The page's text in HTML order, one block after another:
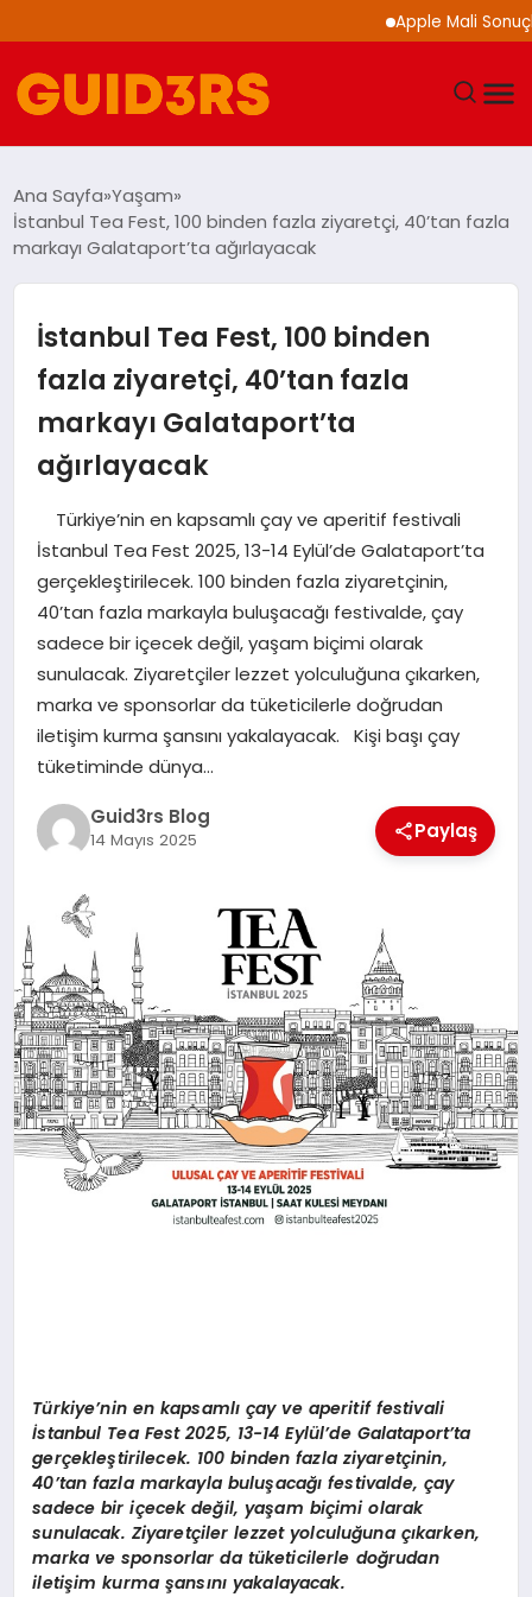
Apple Mali Sonuçlarını
YAŞAM
SAĞLIK
EKONOMI
MAGAZIN
EĞITIM
Ana Sayfa Yaşam
İstanbul Tea Fest, 100 binden fazla ziyaretçi, 40’tan fazla
markayı Galataport’ta ağırlayacak
İstanbul Tea Fest, 100 binden
fazla ziyaretçi, 40’tan fazla
markayı Galataport’ta
ağırlayacak
Türkiye’nin en kapsamlı çay ve aperitif festivali
İstanbul Tea Fest 2025, 13-14 Eylül’de Galataport’ta
gerçekleştirilecek. 100 binden fazla ziyaretçinin,
40’tan fazla markayla buluşacağı festivalde, çay
sadece bir içecek değil, yaşam biçimi olarak
sunulacak. Ziyaretçiler lezzet yolculuğuna çıkarken,
marka ve sponsorlar da tüketicilerle doğrudan
iletişim kurma şansını yakalayacak. Kişi başı çay
tüketiminde dünya…
Guid3rs Blog
14 Mayıs 2025 Paylaş
Türkiye’nin en kapsamlı çay ve aperitif festivali
İstanbul Tea Fest 2025, 13-14 Eylül’de Galataport’ta
gerçekleştirilecek. 100 binden fazla ziyaretçinin,
40’tan fazla markayla buluşacağı festivalde, çay
sadece bir içecek değil, yaşam biçimi olarak
sunulacak. Ziyaretçiler lezzet yolculuğuna çıkarken,
marka ve sponsorlar da tüketicilerle doğrudan
iletişim kurma şansını yakalayacak.